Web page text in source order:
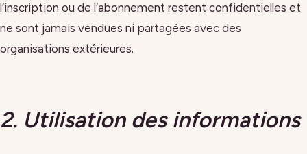
l’inscription ou de l’abonnement restent confidentielles et
ne sont jamais vendues ni partagées avec des
organisations extérieures.
2. Utilisation des informations